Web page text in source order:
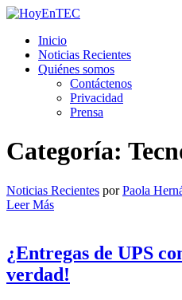
Saltar
contenido.
Inicio
Noticias Recientes
Quiénes somos
Contáctenos
Privacidad
Prensa
Categoría:
Noticias Recientes porPaola
Leer Más
¿Entregas de UPS
verdad!